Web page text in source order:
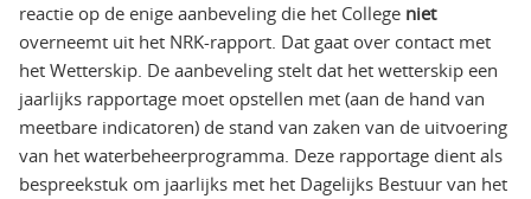
reactie op de enige aanbeveling die het College niet
overneemt uit het NRK-rapport. Dat gaat over contact met
het Wetterskip. De aanbeveling stelt dat het wetterskip een
jaarlijks rapportage moet opstellen met (aan de hand van
meetbare indicatoren) de stand van zaken van de uitvoering
van het waterbeheerprogramma. Deze rapportage dient als
bespreekstuk om jaarlijks met het Dagelijks Bestuur van het